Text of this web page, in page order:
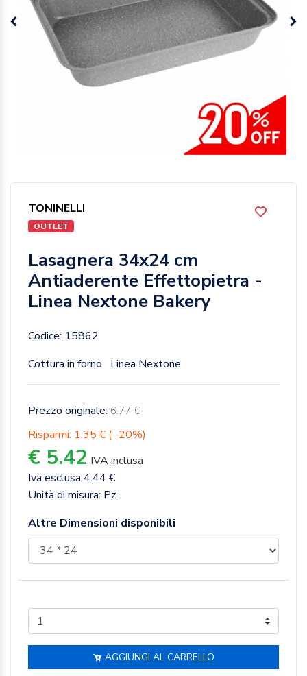
TONINELLI
OUTLET
Lasagnera 34x24 cm
Antiaderente Effettopietra -
Linea Nextone Bakery
Codice: 15862
Cottura in forno
Linea Nextone
Prezzo originale: 6.77 €
Risparmi: 1.35 € ( -20%)
€ 5.42 IVA inclusa
Iva esclusa 4.44 €
Unità di misura: Pz
Altre Dimensioni disponibili
AGGIUNGI AL CARRELLO